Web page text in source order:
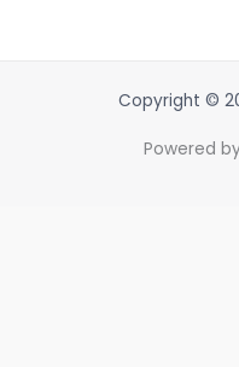
Copyright ©
Powered